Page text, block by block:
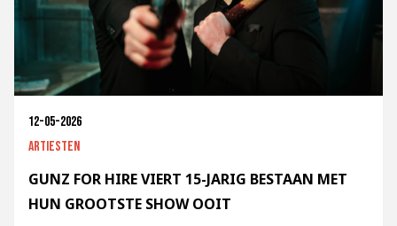
12-05-2026
Artiesten
GUNZ FOR HIRE VIERT 15-JARIG BESTAAN MET
HUN GROOTSTE SHOW OOIT